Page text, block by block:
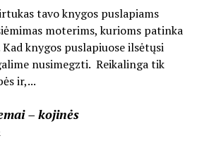
tavo knygos puslapiams
moterims, kurioms patinka
knygos puslapiuose ilsėtųsi
nusimegzti. Reikalinga tik
ir,...
– kojinės